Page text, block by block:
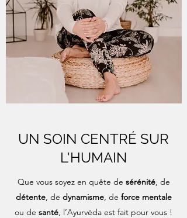
UN SOIN CENTRÉ SUR
L'HUMAIN
Que vous soyez en quête de sérénité, de
détente, de dynamisme, de force mentale
ou de santé, l’Ayurvéda est fait pour vous !